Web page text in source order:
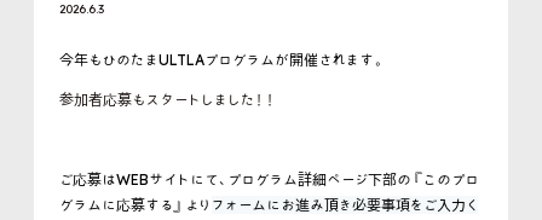
2026.6.3
今年もひのたまULTLAプログラムが開催されます。
参加者応募もスタートしました！！
ご応募はWEBサイトにて、プログラム詳細ページ下部の『このプロ
グラムに応募する』より フォームにお進み頂き必要事項をご入力く